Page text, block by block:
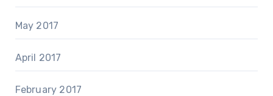
May 2017
April 2017
February 2017